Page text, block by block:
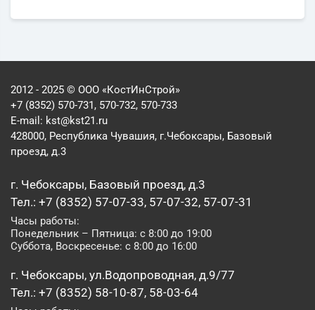
2012 - 2025 © ООО «КостИнСтрой»
+7 (8352) 570-731, 570-732, 570-733
E-mail: kst@kst21.ru
428000, Республика Чувашия, г.Чебоксары, Базовый
проезд, д.3
г. Чебоксары, Базовый проезд, д.3
Тел.: +7 (8352) 57-07-33, 57-07-32, 57-07-31
Часы работы:
Понедельник – Пятница: с 8:00 до 19:00
Суббота, Воскресенье: с 8:00 до 16:00
г. Чебоксары, ул.Водопроводная, д.9/77
Тел.: +7 (8352) 58-10-87, 58-03-64